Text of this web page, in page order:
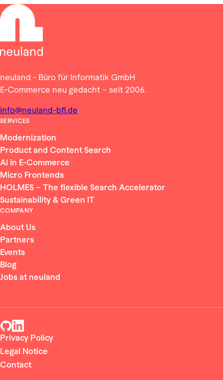
neuland - Büro für Informatik GmbH
E-Commerce neu gedacht – seit 2006.
info@neuland-bfi.de
SERVICES
Modernization
Product and Content Search
AI in E-Commerce
Micro Frontends
HOLMES – The flexible Search Accelerator
Sustainability & Green IT
COMPANY
About Us
Partners
Events
Blog
Jobs at neuland
Privacy Policy
Legal Notice
Contact